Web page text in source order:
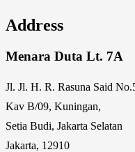
Address
Menara Duta Lt. 7A
Jl. Jl. H. R. Rasuna Said
Kav B/09, Kuningan,
Setia Budi, Jakarta Selatan
Jakarta, 12910